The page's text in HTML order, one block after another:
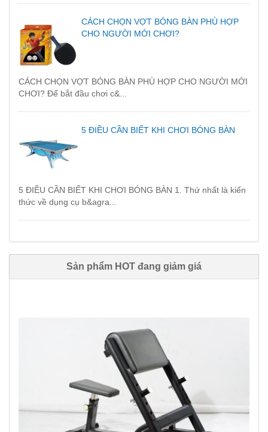
CÁCH CHỌN VỢT BÓNG BÀN PHÙ HỢP
CHO NGƯỜI MỚI CHƠI?
CÁCH CHỌN VỢT BÓNG BÀN PHÙ HỢP CHO NGƯỜI MỚI
CHƠI? Để bắt đầu chơi c&...
5 ĐIỀU CẦN BIẾT KHI CHƠI BÓNG BÀN
5 ĐIỀU CẦN BIẾT KHI CHƠI BÓNG BÀN 1. Thứ nhất là kiến
thức về dụng cụ b&agra...
Sản phẩm HOT đang giảm giá